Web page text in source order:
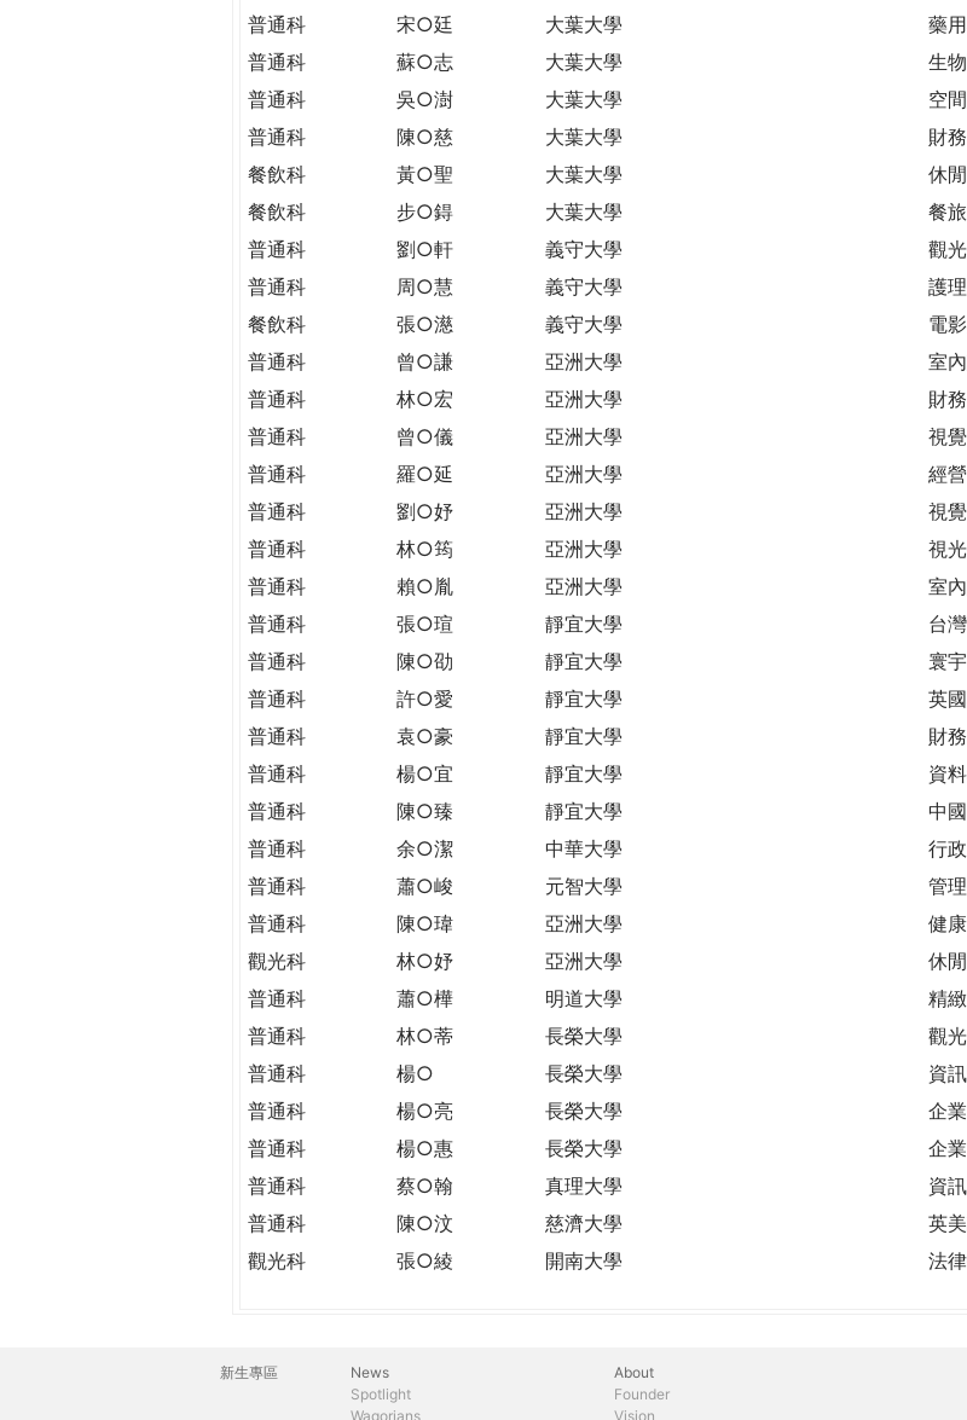
普通科
宋○廷 大葉大學
藥
普通科
蘇○志 大葉大學
生
普通科
吳○澍 大葉大學
空
普通科
陳○慈 大葉大學
財
餐飲科
黃○聖 大葉大學
休
餐飲科
步○鍀 大葉大學
餐
普通科
劉○軒 義守大學
觀
普通科
周○慧 義守大學
護
餐飲科
張○濨 義守大學
電
普通科
曾○謙 亞洲大學
室
普通科
林○宏 亞洲大學
財
普通科
曾○儀 亞洲大學
視
普通科
羅○延 亞洲大學
經
普通科
劉○妤 亞洲大學
視
普通科
林○筠 亞洲大學
視
普通科
賴○胤 亞洲大學
室
普通科
張○瑄 靜宜大學
台
普通科
陳○劭 靜宜大學
寰
普通科
許○愛 靜宜大學
英
普通科
袁○豪 靜宜大學
財
普通科
楊○宜 靜宜大學
資
普通科
陳○臻 靜宜大學
中
普通科
余○潔 中華大學
行
普通科
蕭○峻 元智大學
管
普通科
陳○瑋 亞洲大學
健
觀光科
林○妤 亞洲大學
休
普通科
蕭○樺 明道大學
精
普通科
林○蒂 長榮大學
觀
普通科
楊○ 長榮大學
資
普通科
楊○亮 長榮大學
企
普通科
楊○惠 長榮大學
企
普通科
蔡○翰 真理大學
資
普通科
陳○汶 慈濟大學
英
觀光科
張○綾 開南大學 法
主
新生專區
News
Spotlight
Wagorians
About
Founder
Vision